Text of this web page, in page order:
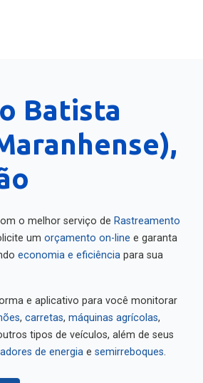
Batista
o melhor serviço de Rastreamento
um orçamento on-line e garanta
economia e eficiência para sua
e aplicativo para você monitorar
, carretas, máquinas agrícolas,
tipos de veículos, além de seus
de energia e semirreboques.